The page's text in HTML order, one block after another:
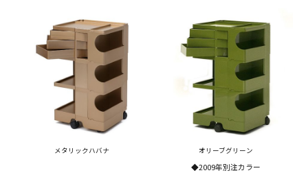
メタリックハバナ オリーブグリーン
◆2009年別注カラー